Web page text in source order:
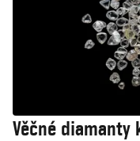
Věčné diamanty